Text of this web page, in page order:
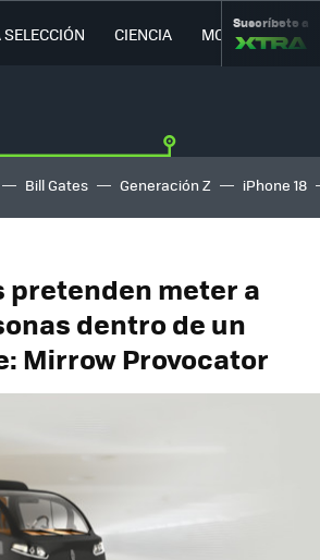
CIENCIA MOVILIDAD
Suscríbete a
Bill Gates Generación Z iPhone 18
pretenden meter a
dentro de un
Mirrow Provocator